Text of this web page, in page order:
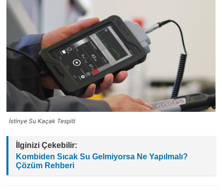
İstinye Su Kaçak Tespiti
İlginizi Çekebilir:
Kombiden Sıcak Su Gelmiyorsa Ne Yapılmalı?
Çözüm Rehberi